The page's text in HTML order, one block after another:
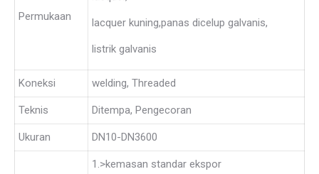
Permukaan lacquer kuning,panas dicelup galvanis,
listrik galvanis
Koneksi welding, Threaded
Teknis Ditempa, Pengecoran
Ukuran DN10-DN3600
1.>kemasan standar ekspor